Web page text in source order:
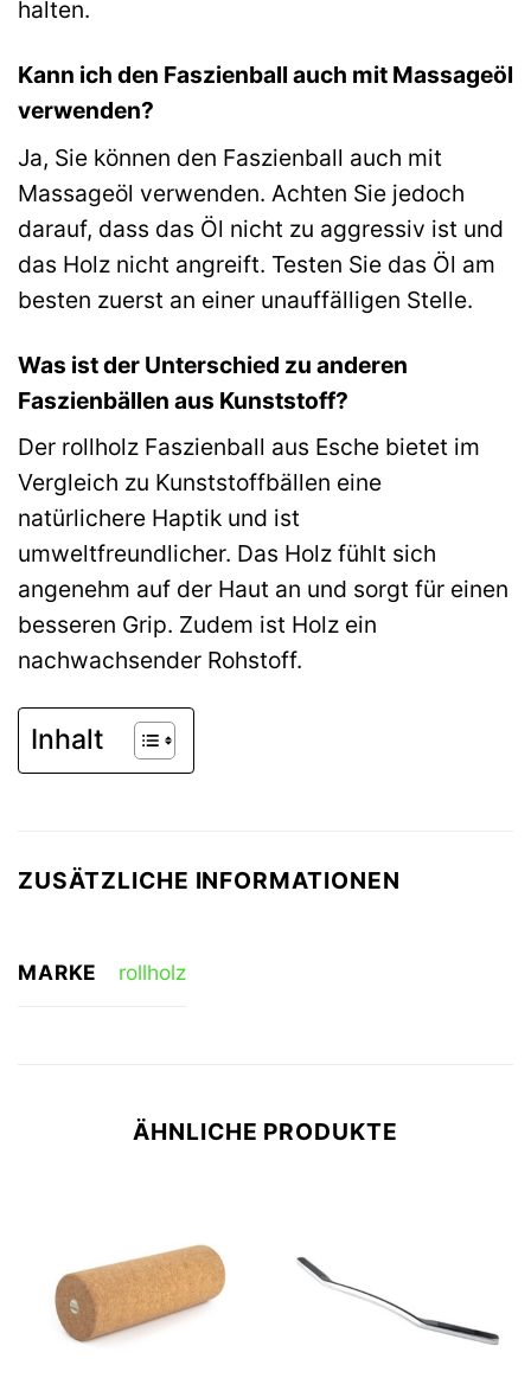
halten.
Kann ich den Faszienball auch mit Massageöl
verwenden?
Ja, Sie können den Faszienball auch mit
Massageöl verwenden. Achten Sie jedoch
darauf, dass das Öl nicht zu aggressiv ist und
das Holz nicht angreift. Testen Sie das Öl am
besten zuerst an einer unauffälligen Stelle.
Was ist der Unterschied zu anderen
Faszienbällen aus Kunststoff?
Der rollholz Faszienball aus Esche bietet im
Vergleich zu Kunststoffbällen eine
natürlichere Haptik und ist
umweltfreundlicher. Das Holz fühlt sich
angenehm auf der Haut an und sorgt für einen
besseren Grip. Zudem ist Holz ein
nachwachsender Rohstoff.
Inhalt
ZUSÄTZLICHE INFORMATIONEN
MARKE rollholz
ÄHNLICHE PRODUKTE